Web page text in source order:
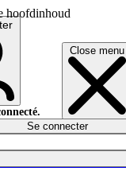
hoofdinhoud
Close menu
Se connecter